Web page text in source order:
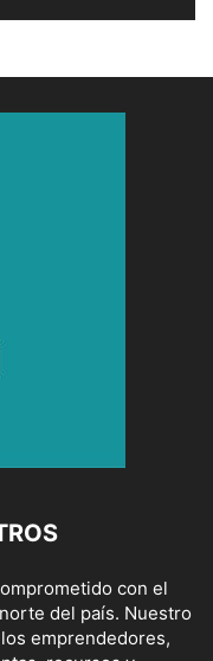
con el
del país. Nuestro
emprendedores,